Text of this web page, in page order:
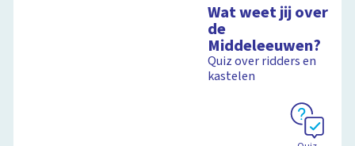
Wat weet jij over
de
Middeleeuwen?
Quiz over ridders en
kastelen